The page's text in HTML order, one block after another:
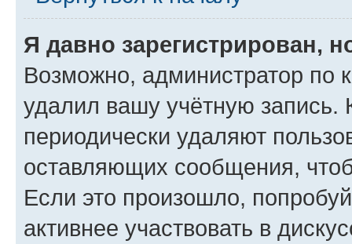
Я давно зарегистрирован,
Возможно, администратор по
удалил вашу учётную запись.
периодически удаляют
оставляющих сообщения,
Если это произошло,
активнее участвовать в